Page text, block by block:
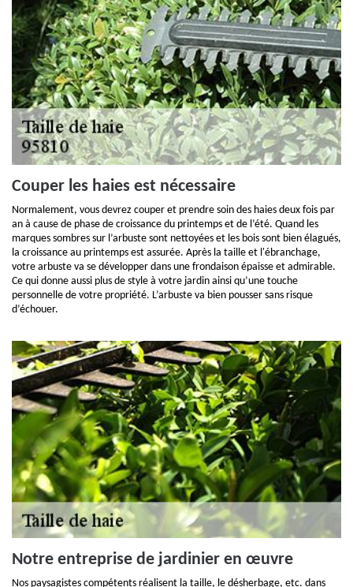
Couper les haies est nécessaire
Normalement, vous devrez couper et prendre soin des haies deux fois par
an à cause de phase de croissance du printemps et de l’été. Quand les
marques sombres sur l’arbuste sont nettoyées et les bois sont bien élagués,
la croissance au printemps est assurée. Après la taille et l'ébranchage,
votre arbuste va se développer dans une frondaison épaisse et admirable.
Ce qui donne aussi plus de style à votre jardin ainsi qu’une touche
personnelle de votre propriété. L’arbuste va bien pousser sans risque
d’échouer.
Notre entreprise de jardinier en œuvre
Nos paysagistes compétents réalisent la taille, le désherbage, etc. dans